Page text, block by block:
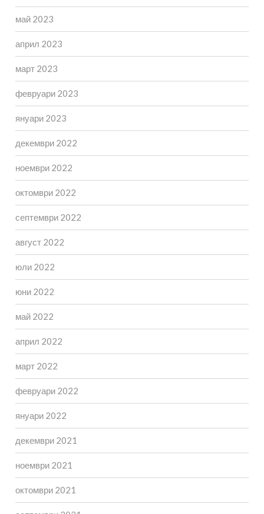
май 2023
април 2023
март 2023
февруари 2023
януари 2023
декември 2022
ноември 2022
октомври 2022
септември 2022
август 2022
юли 2022
юни 2022
май 2022
април 2022
март 2022
февруари 2022
януари 2022
декември 2021
ноември 2021
октомври 2021